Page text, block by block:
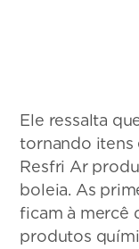
Ele ressalta
tornando itens
Resfri Ar
boleia. As
ficam à mercê
produtos